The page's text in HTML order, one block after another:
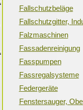
Fallschutzbeläge
Fallschutzgitter,
Falzmaschinen
Fassadenreinigung
Fasspumpen
Fassregalsysteme
Federgeräte
Fenstersauger,